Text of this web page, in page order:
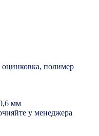
оцинковка, полимер
мм
у менеджера